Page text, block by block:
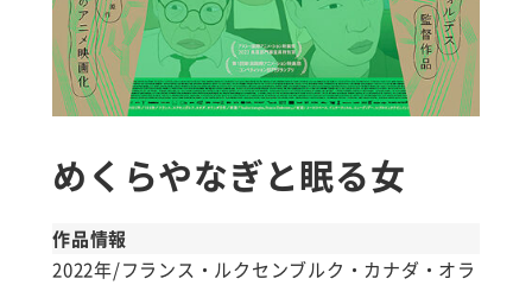
めくらやなぎと眠る女
作品情報
2022年/フランス・ルクセンブルク・カナダ・オラ